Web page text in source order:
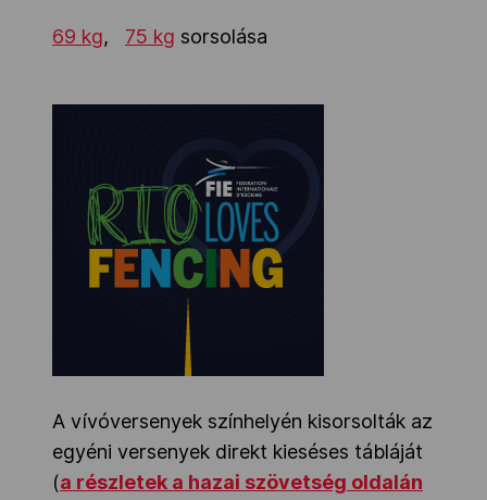
69 kg, 75 kg sorsolása
A vívóversenyek színhelyén kisorsolták az
egyéni versenyek direkt kieséses tábláját
(a részletek a hazai szövetség oldalán